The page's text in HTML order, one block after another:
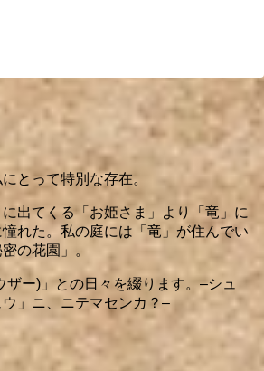
とって特別な存在。
に出てくる「お姫さま」より「竜」に
れた。私の庭には「竜」が住んでい
の花園」。
ザー)」との日々を綴ります。–シュ
」ニ、ニテマセンカ？–